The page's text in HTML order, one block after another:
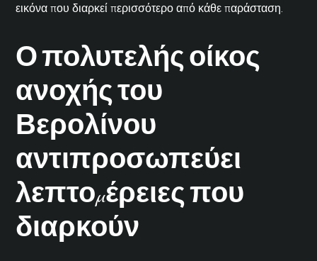
εικόνα που διαρκεί περισσότερο από κάθε παράσταση.
Ο πολυτελής οίκος
ανοχής του
Βερολίνου
αντιπροσωπεύει
λεπτομέρειες που
διαρκούν